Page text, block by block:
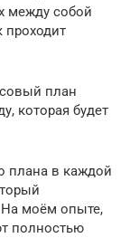
между собой
проходит
план
которая будет
плана в каждой
На моём опыте,
полностью